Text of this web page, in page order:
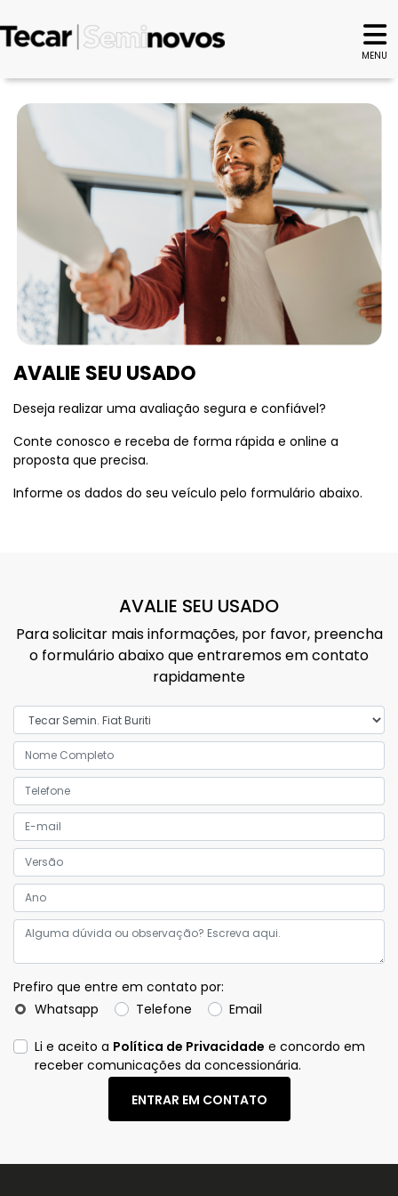
MENU
AVALIE SEU USADO
Deseja realizar uma avaliação segura e confiável?
Conte conosco e receba de forma rápida e online a
proposta que precisa.
Informe os dados do seu veículo pelo formulário abaixo.
AVALIE SEU USADO
Para solicitar mais informações, por favor, preencha
o formulário abaixo que entraremos em contato
rapidamente
Prefiro que entre em contato por:
Whatsapp
Telefone Email
Li e aceito a Política de Privacidade e concordo em
receber comunicações da concessionária.
ENTRAR EM CONTATO